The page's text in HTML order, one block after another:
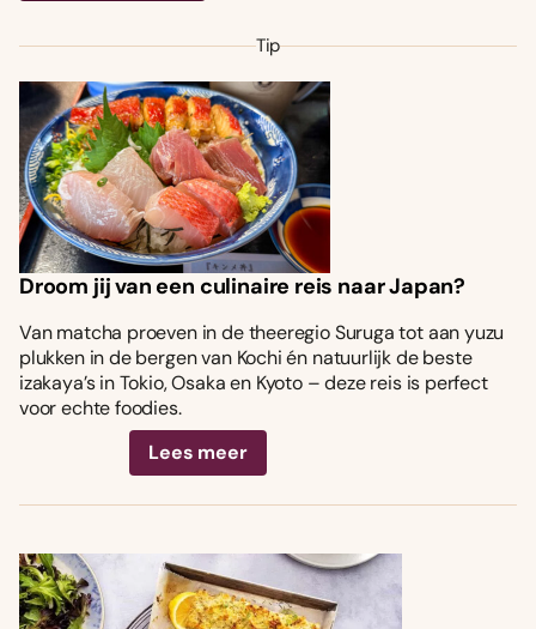
Tip
Droom jij van een culinaire reis naar Japan?
Van matcha proeven in de theeregio Suruga tot aan yuzu
plukken in de bergen van Kochi én natuurlijk de beste
izakaya’s in Tokio, Osaka en Kyoto – deze reis is perfect
voor echte foodies.
Lees meer